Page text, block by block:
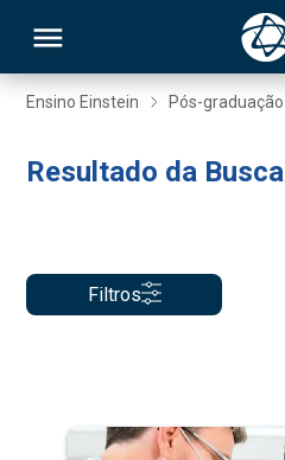
Ensino Einstein Pós-graduação
Resultado da Busca
Filtros